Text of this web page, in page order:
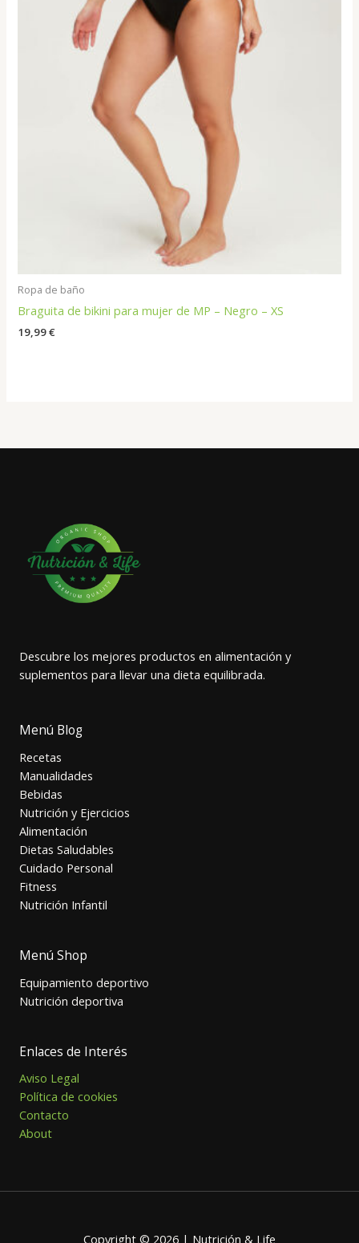
Ropa de baño
Braguita de bikini para mujer de MP – Negro – XS
19,99€
Descubre los mejores productos en alimentación y
suplementos para llevar una dieta equilibrada.
Menú Blog
Recetas
Manualidades
Bebidas
Nutrición y Ejercicios
Alimentación
Dietas Saludables
Cuidado Personal
Fitness
Nutrición Infantil
Menú Shop
Equipamiento deportivo
Nutrición deportiva
Enlaces de Interés
Aviso Legal
Política de cookies
Contacto
About
Copyright © 2026 | Nutrición & Life